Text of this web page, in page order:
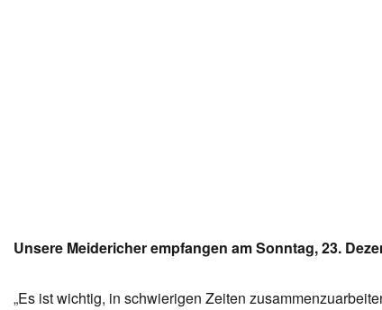
Unsere Meidericher empfangen am Sonntag, 23.
„Es ist wichtig, in schwierigen Zeiten